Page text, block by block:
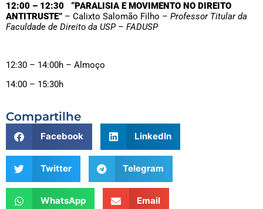
12:00 – 12:30 “PARALISIA E MOVIMENTO NO DIREITO
ANTITRUSTE” – Calixto Salomão Filho – Professor Titular da
Faculdade de Direito da USP – FADUSP
12:30 – 14:00h – Almoço
14:00 – 15:30h
Compartilhe
Facebook LinkedIn
Twitter Telegram
WhatsApp Email